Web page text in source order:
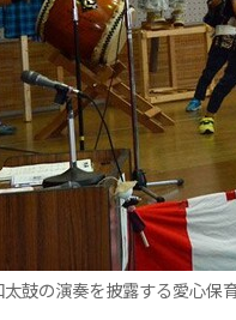
鼓の演奏を披露する愛心保